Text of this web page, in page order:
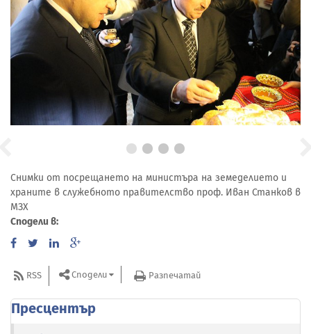
Снимки от посрещането на министъра на земеделието и
храните в служебното правителство проф. Иван Станков в
МЗХ
Сподели в:
RSS Сподели Разпечатай
Пресцентър